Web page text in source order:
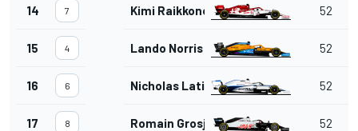
14 7 Kimi Raikkonen 52
15 4 Lando Norris 52
16 6 Nicholas Latifi 52
17 8 Romain Grosjean 52